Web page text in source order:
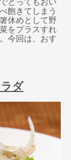
飽きてしまう
休めとして野
をプラスすれ
今回は、おす
ダ